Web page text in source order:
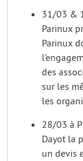
31/03 &
Parinux
Parinux
des
sur les
les
28/03 à
Dayot la
un devis